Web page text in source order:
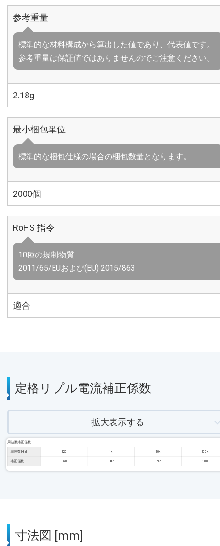
参考重量
標準的な材料構成から算出した値であり、代表値です。
参考重量は保証値ではありませんのでご注意ください。
2.18g
最小梱包単位
標準的な梱包仕様の場合の梱包数量となります。
2000個
RoHS 指令
10種の規制物質
2011/65/EUおよび(EU) 2015/863
適合
定格リプル電流補正係数
拡大表示する
周波数補正係数
周波数 [Hz] 120 1k 10k 100k
補正係数 0.60 0.87 0.95 1.00
寸法図 [mm]